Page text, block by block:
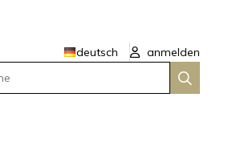
deutsch
anmelden